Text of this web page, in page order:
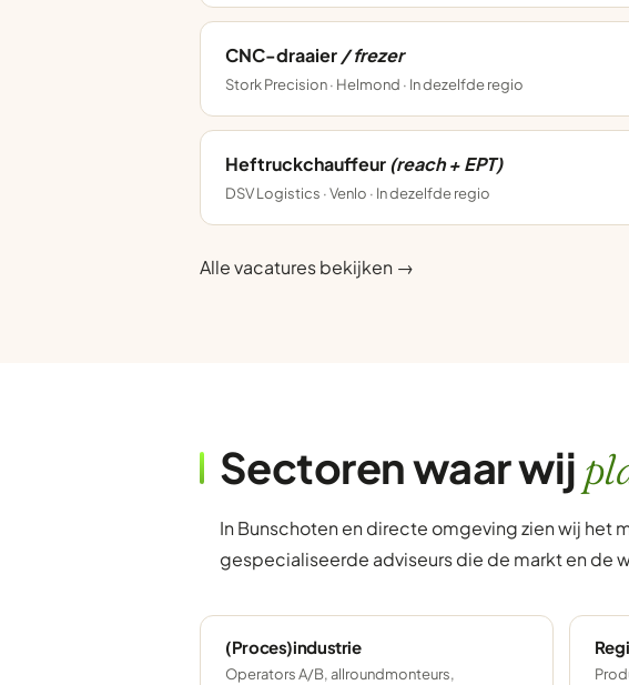
CNC-draaier / frezer
Stork Precision · Helmond · In dezelfde regio
Heftruckchauffeur(reach + EPT)
DSV Logistics · Venlo · In dezelfde regio
Alle vacatures bekijken →
Sectoren waar wij
In Bunschoten en directe omgeving zien wij het
gespecialiseerde adviseurs die de markt en de
(Proces)industrie
Operators A/B, allroundmonteurs,